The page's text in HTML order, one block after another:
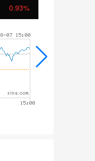
0.93%